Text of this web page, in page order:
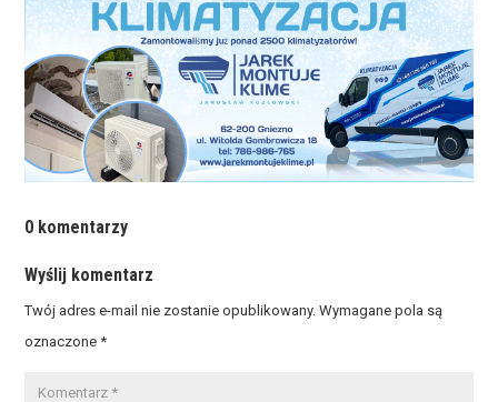
0 komentarzy
Wyślij komentarz
Twój adres e-mail nie zostanie opublikowany. Wymagane pola są
oznaczone*